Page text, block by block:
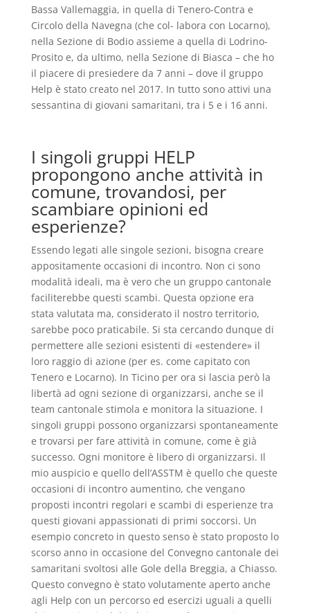
Bassa Vallemaggia, in quella di Tenero-Contra e
Circolo della Navegna (che col- labora con Locarno),
nella Sezione di Bodio assieme a quella di Lodrino-
Prosito e, da ultimo, nella Sezione di Biasca – che ho
il piacere di presiedere da 7 anni – dove il gruppo
Help è stato creato nel 2017. In tutto sono attivi una
sessantina di giovani samaritani, tra i 5 e i 16 anni.
I singoli gruppi HELP
propongono anche attività in
comune, trovandosi, per
scambiare opinioni ed
esperienze?
Essendo legati alle singole sezioni, bisogna creare
appositamente occasioni di incontro. Non ci sono
modalità ideali, ma è vero che un gruppo cantonale
faciliterebbe questi scambi. Questa opzione era
stata valutata ma, considerato il nostro territorio,
sarebbe poco praticabile. Si sta cercando dunque di
permettere alle sezioni esistenti di «estendere» il
loro raggio di azione (per es. come capitato con
Tenero e Locarno). In Ticino per ora si lascia però la
libertà ad ogni sezione di organizzarsi, anche se il
team cantonale stimola e monitora la situazione. I
singoli gruppi possono organizzarsi spontaneamente
e trovarsi per fare attività in comune, come è già
successo. Ogni monitore è libero di organizzarsi. Il
mio auspicio e quello dell’ASSTM è quello che queste
occasioni di incontro aumentino, che vengano
proposti incontri regolari e scambi di esperienze tra
questi giovani appassionati di primi soccorsi. Un
esempio concreto in questo senso è stato proposto lo
scorso anno in occasione del Convegno cantonale dei
samaritani svoltosi alle Gole della Breggia, a Chiasso.
Questo convegno è stato volutamente aperto anche
agli Help con un percorso ed esercizi uguali a quelli